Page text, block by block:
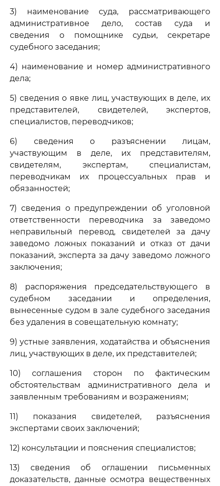
3) наименование суда, рассматривающего
административное дело, состав суда и
сведения о помощнике судьи, секретаре
судебного заседания;
4) наименование и номер административного
дела;
5) сведения о явке лиц, участвующих в деле, их
представителей, свидетелей, экспертов,
специалистов, переводчиков;
6) сведения о разъяснении лицам,
участвующим в деле, их представителям,
свидетелям, экспертам, специалистам,
переводчикам их процессуальных прав и
обязанностей;
7) сведения о предупреждении об уголовной
ответственности переводчика за заведомо
неправильный перевод, свидетелей за дачу
заведомо ложных показаний и отказ от дачи
показаний, эксперта за дачу заведомо ложного
заключения;
8) распоряжения председательствующего в
судебном заседании и определения,
вынесенные судом в зале судебного заседания
без удаления в совещательную комнату;
9) устные заявления, ходатайства и объяснения
лиц, участвующих в деле, их представителей;
10) соглашения сторон по фактическим
обстоятельствам административного дела и
заявленным требованиям и возражениям;
11) показания свидетелей, разъяснения
экспертами своих заключений;
12) консультации и пояснения специалистов;
13) сведения об оглашении письменных
доказательств, данные осмотра вещественных